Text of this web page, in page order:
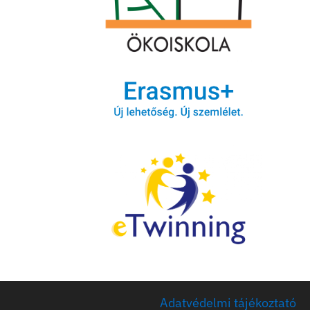
Adatvédelmi tájékoztató